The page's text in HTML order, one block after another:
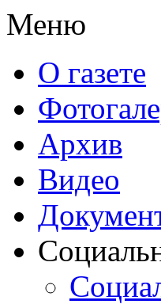
Меню
О газете
Архив
Видео